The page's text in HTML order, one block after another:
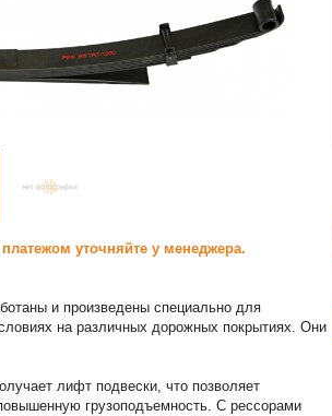
уточняйте у менеджера.
и произведены специально для
на различных дорожных покрытиях. Они
лифт подвески, что позволяет
грузоподъемность. С рессорами